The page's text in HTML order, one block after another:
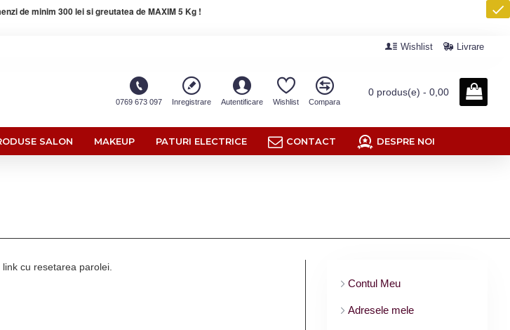
de minim 300 lei si greutatea de MAXIM 5 Kg !
Wishlist Livrare
0769 673 097 Inregistrare Autentificare Wishlist Compara
0 produs(e) - 0,00
SALON MAKEUP PATURI ELECTRICE CONTACT DESPRE NOI
cu resetarea parolei.
Contul Meu
Adresele mele